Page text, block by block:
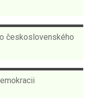
československého